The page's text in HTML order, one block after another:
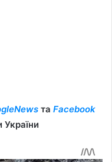
та Facebook